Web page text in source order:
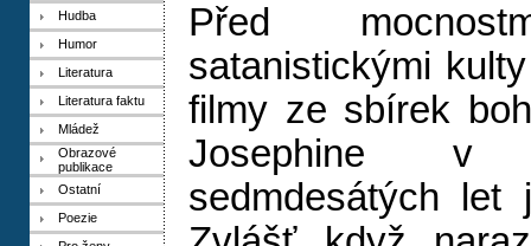
Hudba
Humor
Literatura
Literatura faktu
Mládež
Obrazové
publikace
Ostatní
Poezie
Před
satanistickými
filmy ze sbírek
Josephine v
sedmdesátých let